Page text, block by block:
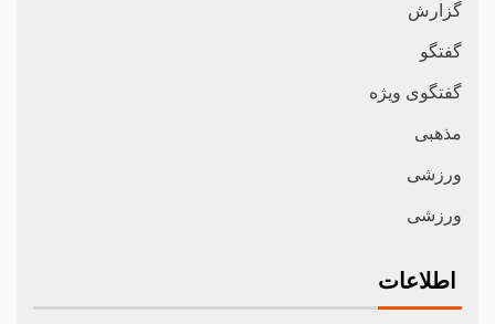
گزارش
گفتگو
گفتگوی ویژه
مذهبی
ورزشی
ورزشی
اطلاعات